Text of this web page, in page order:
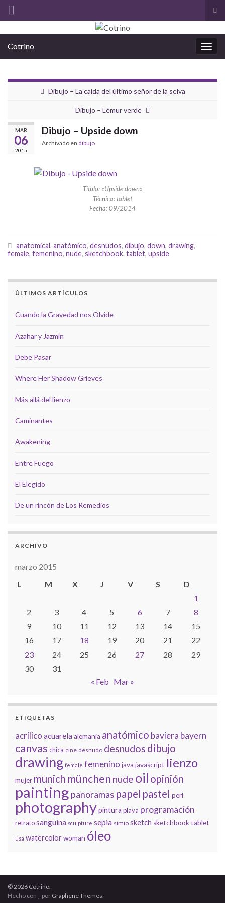
el
la
Cotrino
Dibujo – La caída del último señor de la selva
Dibujo – Lémur verde
MAR
06
2015
Dibujo – Upside down
Archivado en dibujo
Título: «Upside down»
Técnica: tablet
Fecha: 09/2014
anatomical, anatómico, desnudos, dibujo, down, drawing,
female, femenino, nude, sketchbook, tablet, upside
ÚLTIMOS ARTÍCULOS
Cuando la Gravedad nos Olvide
Azahar y Jazmín
Debe Pasar
Where Her Shadow Grieves
Más allá del lienzo
Caminantes
Awakening
Entre Fuego
El Elegido
De un rincón de Los Remedios
ARCHIVO
marzo 2015
L
M X J V S
D
1
2
3 4 5 6 7
8
9
10 11 12 13 14
15
16
17 18 19 20 21
22
23
24 25 26 27 28
29
30
31
« Feb Mar »
ETIQUETAS
acrílico acuarela alemania anatómico baviera bayern
canvas chica cine desnudo desnudos dibujo
drawing female femenino java javascript lienzo
mujer munich münchen nude oil opinión
painting panoramas papel pastel perl
photographypintura playa programación
retratosanguina sculpture sepia simio sketch sketchbooktablet
usa watercolorwoman óleo
© 2026 Cotrino.
Hecho con
por Graphene Themes